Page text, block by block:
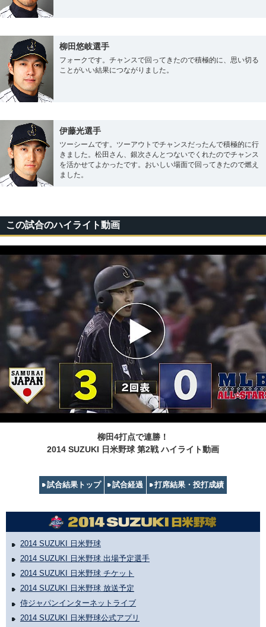
柳田悠岐選手
フォークです。チャンスで回ってきたので積極的に、思い切る
ことがいい結果につながりました。
伊藤光選手
ツーシームです。ツーアウトでチャンスだったんで積極的に行
きました。松田さん、銀次さんとつないでくれたのでチャンス
を活かせてよかったです。おいしい場面で回ってきたので燃え
ました。
この試合のハイライト動画
柳田4打点で連勝！
2014 SUZUKI 日米野球 第2戦 ハイライト動画
試合結果トップ 試合経過 打席結果・投打成績
2014 SUZUKI 日米野球
2014 SUZUKI 日米野球 出場予定選手
2014 SUZUKI 日米野球 チケット
2014 SUZUKI 日米野球 放送予定
侍ジャパンインターネットライブ
2014 SUZUKI 日米野球公式アプリ